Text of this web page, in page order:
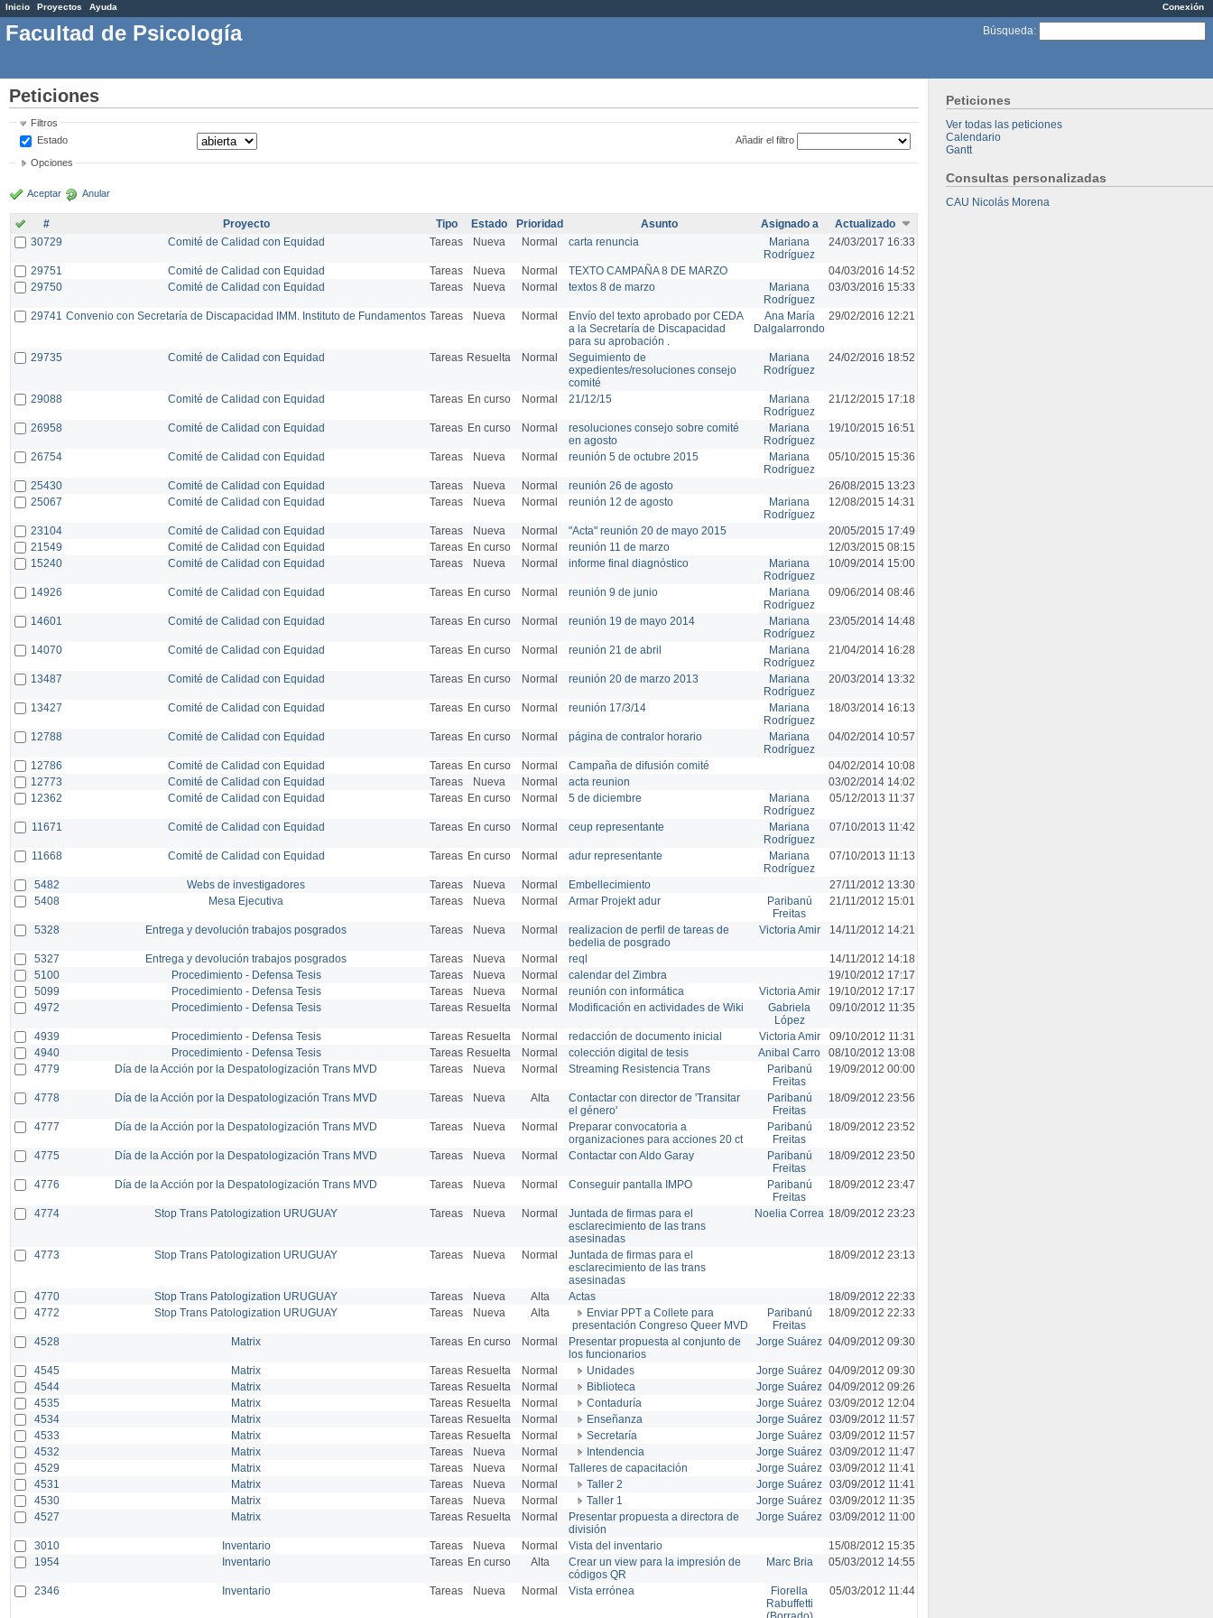
Conexión
Inicio Proyectos Ayuda
Búsqueda:
Facultad de Psicología
Peticiones
Ver todas las peticiones
Calendario
Gantt
Consultas personalizadas
CAU Nicolás Morena
Peticiones
Filtros
Estado
Añadir el filtro
Opciones
Aceptar Anular
# Proyecto Tipo Estado Prioridad Asunto Asignado a
Actualizado
30729
Comité de Calidad con Equidad Tareas Nueva Normal carta renuncia
Mariana
Rodríguez
24/03/2017 16:33
29751 Comité de Calidad con Equidad Tareas Nueva Normal TEXTO CAMPAÑA 8 DE MARZO
04/03/2016 14:52
29750
Comité de Calidad con Equidad Tareas Nueva Normal textos 8 de marzo
Mariana
Rodríguez
03/03/2016 15:33
29741 Convenio con Secretaría de Discapacidad IMM. Instituto de Fundamentos Tareas Nueva Normal
Envío del texto aprobado por CEDA
a la Secretaría de Discapacidad
para su aprobación .
Ana María
Dalgalarrondo
29/02/2016 12:21
29735 Comité de Calidad con Equidad Tareas Resuelta Normal
Seguimiento de
expedientes/resoluciones consejo
comité
Mariana
Rodríguez
24/02/2016 18:52
29088 Comité de Calidad con Equidad Tareas En curso Normal 21/12/15
Mariana
Rodríguez
21/12/2015 17:18
26958 Comité de Calidad con Equidad Tareas En curso Normal
resoluciones consejo sobre comité
en agosto
Mariana
Rodríguez
19/10/2015 16:51
26754 Comité de Calidad con Equidad Tareas Nueva Normal reunión 5 de octubre 2015
Mariana
Rodríguez
05/10/2015 15:36
25430 Comité de Calidad con Equidad Tareas Nueva Normal reunión 26 de agosto
26/08/2015 13:23
25067
Comité de Calidad con Equidad Tareas Nueva Normal reunión 12 de agosto
Mariana
Rodríguez
12/08/2015 14:31
23104 Comité de Calidad con Equidad Tareas Nueva Normal "Acta" reunión 20 de mayo 2015
20/05/2015 17:49
21549
Comité de Calidad con Equidad Tareas En curso Normal reunión 11 de marzo
12/03/2015 08:15
15240
Comité de Calidad con Equidad Tareas Nueva Normal informe final diagnóstico
Mariana
Rodríguez
10/09/2014 15:00
14926 Comité de Calidad con Equidad Tareas En curso Normal reunión 9 de junio
Mariana
Rodríguez
09/06/2014 08:46
14601 Comité de Calidad con Equidad Tareas En curso Normal reunión 19 de mayo 2014
Mariana
Rodríguez
23/05/2014 14:48
14070 Comité de Calidad con Equidad Tareas En curso Normal reunión 21 de abril
Mariana
Rodríguez
21/04/2014 16:28
13487 Comité de Calidad con Equidad Tareas En curso Normal reunión 20 de marzo 2013
Mariana
Rodríguez
20/03/2014 13:32
13427 Comité de Calidad con Equidad Tareas En curso Normal reunión 17/3/14
Mariana
Rodríguez
18/03/2014 16:13
12788 Comité de Calidad con Equidad Tareas En curso Normal página de contralor horario
Mariana
Rodríguez
04/02/2014 10:57
12786 Comité de Calidad con Equidad Tareas En curso Normal Campaña de difusión comité
04/02/2014 10:08
12773
Comité de Calidad con Equidad Tareas Nueva Normal acta reunion
03/02/2014 14:02
12362
Comité de Calidad con Equidad Tareas En curso Normal 5 de diciembre
Mariana
Rodríguez
05/12/2013 11:37
11671 Comité de Calidad con Equidad Tareas En curso Normal ceup representante
Mariana
Rodríguez
07/10/2013 11:42
11668 Comité de Calidad con Equidad Tareas En curso Normal adur representante
Mariana
Rodríguez
07/10/2013 11:13
5482 Webs de investigadores Tareas Nueva Normal Embellecimiento
27/11/2012 13:30
5408
Mesa Ejecutiva Tareas Nueva Normal Armar Projekt adur
Paribanú
Freitas
21/11/2012 15:01
5328 Entrega y devolución trabajos posgrados Tareas Nueva Normal
realizacion de perfil de tareas de
bedelia de posgrado
Victoria Amir 14/11/2012 14:21
5327 Entrega y devolución trabajos posgrados Tareas Nueva Normal reql
14/11/2012 14:18
5100
Procedimiento - Defensa Tesis Tareas Nueva Normal calendar del Zimbra
19/10/2012 17:17
5099
Procedimiento - Defensa Tesis Tareas Nueva Normal reunión con informática Victoria Amir
19/10/2012 17:17
4972
Procedimiento - Defensa Tesis Tareas Resuelta Normal Modificación en actividades de Wiki
Gabriela
López
09/10/2012 11:35
4939 Procedimiento - Defensa Tesis Tareas Resuelta Normal redacción de documento inicial Victoria Amir
09/10/2012 11:31
4940
Procedimiento - Defensa Tesis Tareas Resuelta Normal colección digital de tesis Anibal Carro
08/10/2012 13:08
4779
Día de la Acción por la Despatologización Trans MVD Tareas Nueva Normal Streaming Resistencia Trans
Paribanú
Freitas
19/09/2012 00:00
4778 Día de la Acción por la Despatologización Trans MVD Tareas Nueva Alta
Contactar con director de 'Transitar
el género'
Paribanú
Freitas
18/09/2012 23:56
4777 Día de la Acción por la Despatologización Trans MVD Tareas Nueva Normal
Preparar convocatoria a
organizaciones para acciones 20 ct
Paribanú
Freitas
18/09/2012 23:52
4775 Día de la Acción por la Despatologización Trans MVD Tareas Nueva Normal Contactar con Aldo Garay
Paribanú
Freitas
18/09/2012 23:50
4776 Día de la Acción por la Despatologización Trans MVD Tareas Nueva Normal Conseguir pantalla IMPO
Paribanú
Freitas
18/09/2012 23:47
4774 Stop Trans Patologization URUGUAY Tareas Nueva Normal
Juntada de firmas para el
esclarecimiento de las trans
asesinadas
Noelia Correa 18/09/2012 23:23
4773 Stop Trans Patologization URUGUAY Tareas Nueva Normal
Juntada de firmas para el
esclarecimiento de las trans
asesinadas
18/09/2012 23:13
4770 Stop Trans Patologization URUGUAY Tareas Nueva Alta Actas
18/09/2012 22:33
4772
Stop Trans Patologization URUGUAY Tareas Nueva Alta
Enviar PPT a Collete para
presentación Congreso Queer MVD
Paribanú
Freitas
18/09/2012 22:33
4528 Matrix Tareas En curso Normal
Presentar propuesta al conjunto de
los funcionarios
Jorge Suárez 04/09/2012 09:30
4545 Matrix Tareas Resuelta Normal Unidades Jorge Suárez 04/09/2012 09:30
4544
Matrix Tareas Resuelta Normal Biblioteca Jorge Suárez 04/09/2012 09:26
4535
Matrix Tareas Resuelta Normal Contaduría Jorge Suárez 03/09/2012 12:04
4534
Matrix Tareas Resuelta Normal Enseñanza Jorge Suárez 03/09/2012 11:57
4533
Matrix Tareas Resuelta Normal Secretaría Jorge Suárez 03/09/2012 11:57
4532
Matrix Tareas Nueva Normal Intendencia Jorge Suárez 03/09/2012 11:47
4529
Matrix Tareas Nueva Normal Talleres de capacitación Jorge Suárez 03/09/2012 11:41
4531
Matrix Tareas Nueva Normal Taller 2 Jorge Suárez 03/09/2012 11:41
4530
Matrix Tareas Nueva Normal Taller 1 Jorge Suárez 03/09/2012 11:35
4527
Matrix Tareas Resuelta Normal
Presentar propuesta a directora de
división
Jorge Suárez 03/09/2012 11:00
3010 Inventario Tareas Nueva Normal Vista del inventario
15/08/2012 15:35
1954
Inventario Tareas En curso Alta
Crear un view para la impresión de
códigos QR
Marc Bria 05/03/2012 14:55
2346 Inventario Tareas Nueva Normal Vista errónea
Fiorella
Rabuffetti
05/03/2012 11:44